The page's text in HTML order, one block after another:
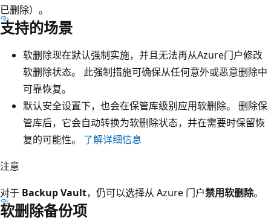
已删除）。
支持的场景
软删除现在默认强制实施，并且无法再从Azure门户修改
软删除状态。 此强制措施可确保从任何意外或恶意删除中
可靠恢复。
默认安全设置下，也会在保管库级别应用软删除。 删除保
管库后，它会自动转换为软删除状态，并在需要时保留恢
复的可能性。 了解详细信息
注意
对于 Backup Vault，仍可以选择从 Azure 门户禁用软删除。
软删除备份项